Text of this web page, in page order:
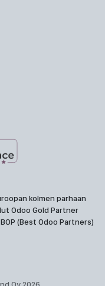
kolmen parhaan
Odoo Gold Partner
(Best Odoo Partners)
Oy 2026